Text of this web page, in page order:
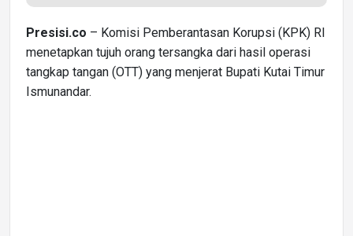
Presisi.co – Komisi Pemberantasan Korupsi (KPK) RI
menetapkan tujuh orang tersangka dari hasil operasi
tangkap tangan (OTT) yang menjerat Bupati Kutai Timur
Ismunandar.